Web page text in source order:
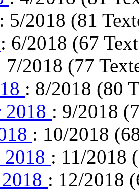
: 5/2018 (81
: 6/2018 (67
7/2018 (77
: 8/2018 (80
2018 : 9/2018
: 10/2018
: 11/2018
: 12/2018